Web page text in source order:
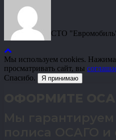
СТО
Мы используем cookies.
просматривать сайт, вы
Спасибо.
Я принимаю